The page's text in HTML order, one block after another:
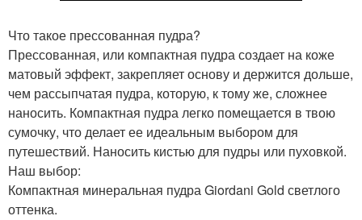
Что такое прессованная пудра?
Прессованная, или компактная пудра создает на коже
матовый эффект, закрепляет основу и держится дольше,
чем рассыпчатая пудра, которую, к тому же, сложнее
наносить. Компактная пудра легко помещается в твою
сумочку, что делает ее идеальным выбором для
путешествий. Наносить кистью для пудры или пуховкой.
Наш выбор:
Компактная минеральная пудра Giordani Gold светлого
оттенка.